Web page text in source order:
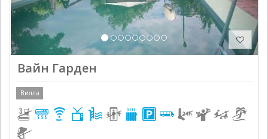
Вайн Гарден
Вилла